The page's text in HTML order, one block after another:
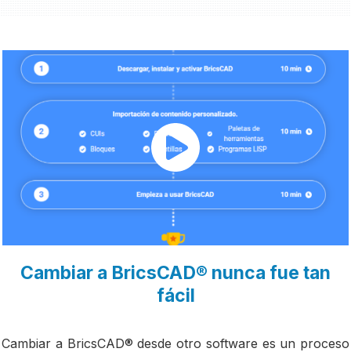
Cambiar a BricsCAD® nunca fue tan
fácil
Cambiar a BricsCAD® desde otro software es un proceso